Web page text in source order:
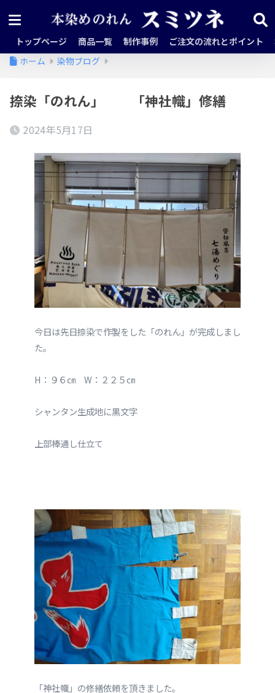
トップページ 商品一覧 制作事例 ご注文の流れとポイント
ホーム
染物ブログ
捺染「のれん」 「神社幟」修繕
2024年5月17日
今日は先日捺染で作製をした「のれん」が完成しまし
た。
H：９６㎝ W：２２５㎝
シャンタン生成地に黒文字
上部棒通し仕立て
「神社幟」の修繕依頼を頂きました。